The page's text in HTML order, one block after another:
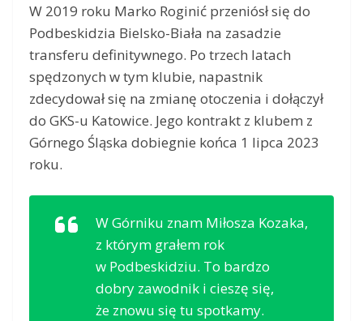
W 2019 roku Marko Roginić przeniósł się do
Podbeskidzia Bielsko-Biała na zasadzie
transferu definitywnego. Po trzech latach
spędzonych w tym klubie, napastnik
zdecydował się na zmianę otoczenia i dołączył
do GKS-u Katowice. Jego kontrakt z klubem z
Górnego Śląska dobiegnie końca 1 lipca 2023
roku.
W Górniku znam Miłosza Kozaka,
z którym grałem rok
w Podbeskidziu. To bardzo
dobry zawodnik i cieszę się,
że znowu się tu spotkamy.